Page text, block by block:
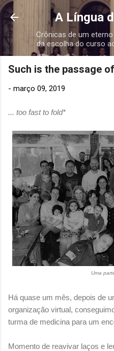
Pular para o
A Língua
Crônicas de um
da escolha do curso
Such is the passage
- março 09, 2019
... too fast to fold*
Uma
Há quase um mês, depois de
organização virtual,
turma de medicina para um
Momento de reavivar laços e